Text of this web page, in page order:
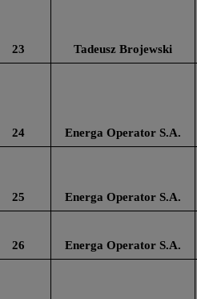
23 Tadeusz Brojewski
24 Energa Operator S.A.
25 Energa Operator S.A.
26 Energa Operator S.A.